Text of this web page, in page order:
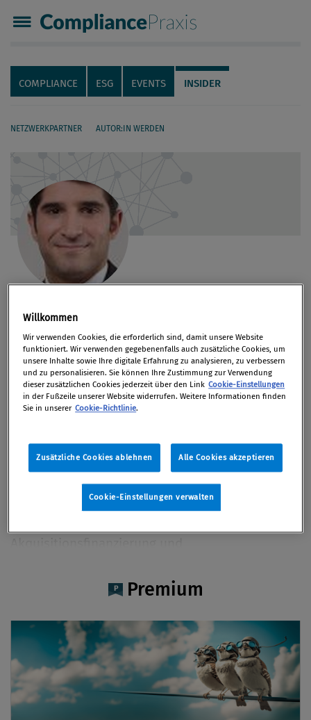
Compliance Praxis
Servicenavigation
Navigation
COMPLIANCE ESG EVENTS INSIDER
NETZWERKPARTNER AUTOR:IN WERDEN
Mag. Alexander Schultmeyer
Artikel auf Xing teilen
Artikel auf linkedIn teilen
Artikel auf Facebook teilen
Artikellink kopieren
Artikel per Mail teilen
Vita
Mag. Alexander Schultmeyer ist Rechtsanwalt im
Praxisbereich Finance & Projects des Wiener
Büros von DLA Piper. Seine Arbeitsschwerpunkte
seiner Beratungstätigkeit liegen in der
Prozessführung und -betreuung seiner
vorwiegend internationalen Mandanten sowie in
der Beratung im Compliance-Bereich.
Premium
Willkommen
Wir verwenden Cookies, die erforderlich sind, damit unsere Website
funktioniert. Wir verwenden gegebenenfalls auch zusätzliche Cookies, um
unsere Inhalte sowie Ihre digitale Erfahrung zu analysieren, zu verbessern
und zu personalisieren. Sie können Ihre Zustimmung zur Verwendung
dieser zusätzlichen Cookies jederzeit über den Link Cookie-Einstellungen
in der Fußzeile unserer Website widerrufen. Weitere Informationen finden
Sie in unserer Cookie-Richtlinie.
Zusätzliche Cookies ablehnen Alle Cookies akzeptieren
Cookie-Einstellungen verwalten